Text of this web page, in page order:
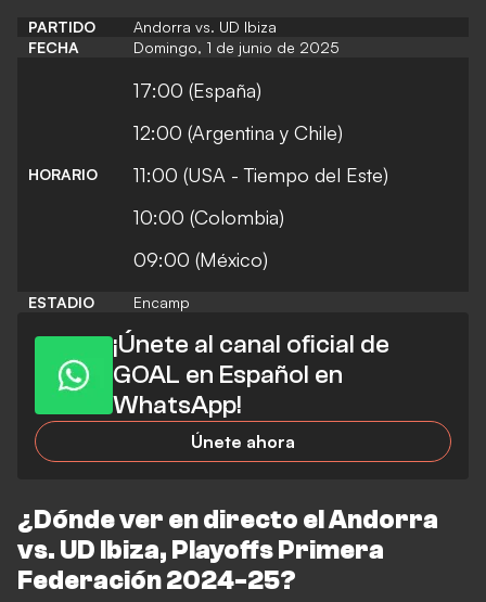
PARTIDO
Andorra vs. UD Ibiza
FECHA
Domingo, 1 de junio de 2025
HORARIO
17:00 (España)
12:00 (Argentina y Chile)
11:00 (USA - Tiempo del Este)
10:00 (Colombia)
09:00 (México)
ESTADIO Encamp
¡Únete al canal oficial de
GOAL en Español en
WhatsApp!
Únete ahora
¿Dónde ver en directo el Andorra
vs. UD Ibiza, Playoffs Primera
Federación 2024-25?